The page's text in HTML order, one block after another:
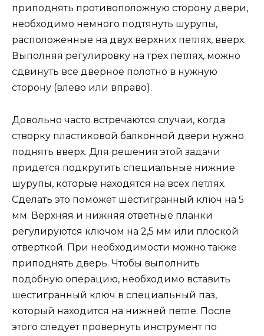
приподнять противоположную сторону двери,
необходимо немного подтянуть шурупы,
расположенные на двух верхних петлях, вверх.
Выполняя регулировку на трех петлях, можно
сдвинуть все дверное полотно в нужную
сторону (влево или вправо).
Довольно часто встречаются случаи, когда
створку пластиковой балконной двери нужно
поднять вверх. Для решения этой задачи
придется подкрутить специальные нижние
шурупы, которые находятся на всех петлях.
Сделать это поможет шестигранный ключ на 5
мм. Верхняя и нижняя ответные планки
регулируются ключом на 2,5 мм или плоской
отверткой. При необходимости можно также
приподнять дверь. Чтобы выполнить
подобную операцию, необходимо вставить
шестигранный ключ в специальный паз,
который находится на нижней петле. После
этого следует провернуть инструмент по